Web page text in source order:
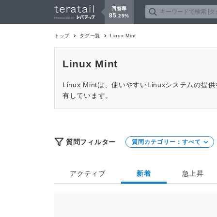
回答率
85 25%
トップ タグ一覧 Linux Mint
Linux Mint
Linux Mintは、使いやすいLinuxシステムの提
有しています。
質問フィルター 質問カテゴリー： すべて
アクティブ 新着 急上昇